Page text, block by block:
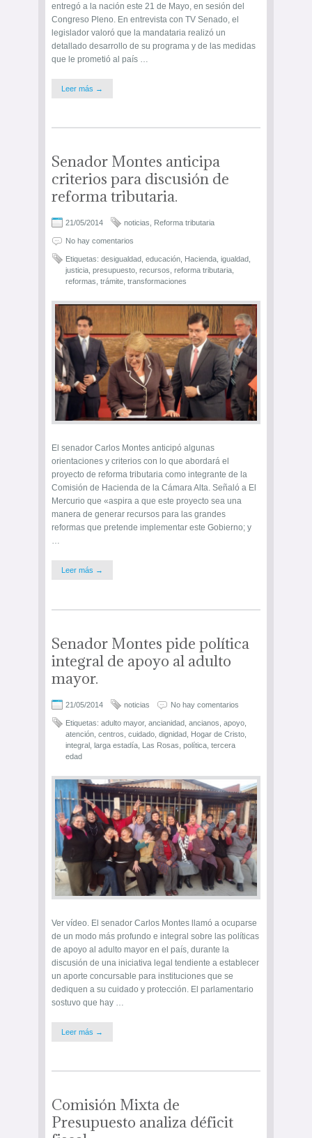
entregó a la nación este 21 de Mayo, en sesión del
Congreso Pleno. En entrevista con TV Senado, el
legislador valoró que la mandataria realizó un
detallado desarrollo de su programa y de las medidas
que le prometió al país …
Leer más →
Senador Montes anticipa
criterios para discusión de
reforma tributaria.
21/05/2014 noticias Reforma tributaria
No hay comentarios
Etiquetas: desigualdad educación Hacienda igualdad
justicia presupuesto recursos reforma tributaria
reformas trámite transformaciones
El senador Carlos Montes anticipó algunas
orientaciones y criterios con lo que abordará el
proyecto de reforma tributaria como integrante de la
Comisión de Hacienda de la Cámara Alta. Señaló a El
Mercurio que «aspira a que este proyecto sea una
manera de generar recursos para las grandes
reformas que pretende implementar este Gobierno; y
…
Leer más →
Senador Montes pide política
integral de apoyo al adulto
mayor.
21/05/2014 noticias No hay comentarios
Etiquetas: adulto mayor, ancianidad ancianos apoyo
atención centros cuidado dignidad Hogar de Cristo
integral larga estadía Las Rosas política tercera
edad
Ver vídeo. El senador Carlos Montes llamó a ocuparse
de un modo más profundo e integral sobre las políticas
de apoyo al adulto mayor en el país, durante la
discusión de una iniciativa legal tendiente a establecer
un aporte concursable para instituciones que se
dediquen a su cuidado y protección. El parlamentario
sostuvo que hay …
Leer más →
Comisión Mixta de
Presupuesto analiza déficit